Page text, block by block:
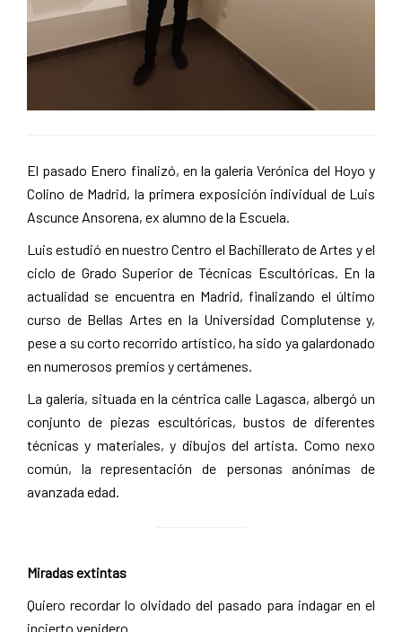
El pasado Enero finalizó, en la galería Verónica del Hoyo y
Colino de Madrid, la primera exposición individual de Luis
Ascunce Ansorena, ex alumno de la Escuela.
Luis estudió en nuestro Centro el Bachillerato de Artes y el
ciclo de Grado Superior de Técnicas Escultóricas. En la
actualidad se encuentra en Madrid, finalizando el último
curso de Bellas Artes en la Universidad Complutense y,
pese a su corto recorrido artístico, ha sido ya galardonado
en numerosos premios y certámenes.
La galería, situada en la céntrica calle Lagasca, albergó un
conjunto de piezas escultóricas, bustos de diferentes
técnicas y materiales, y dibujos del artista. Como nexo
común, la representación de personas anónimas de
avanzada edad.
Miradas extintas
Quiero recordar lo olvidado del pasado para indagar en el
incierto venidero .